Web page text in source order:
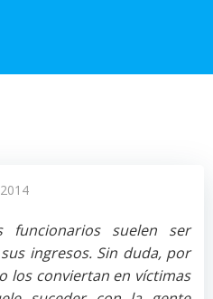
suelen ser
ingresos. Sin duda, por
los conviertan en víctimas